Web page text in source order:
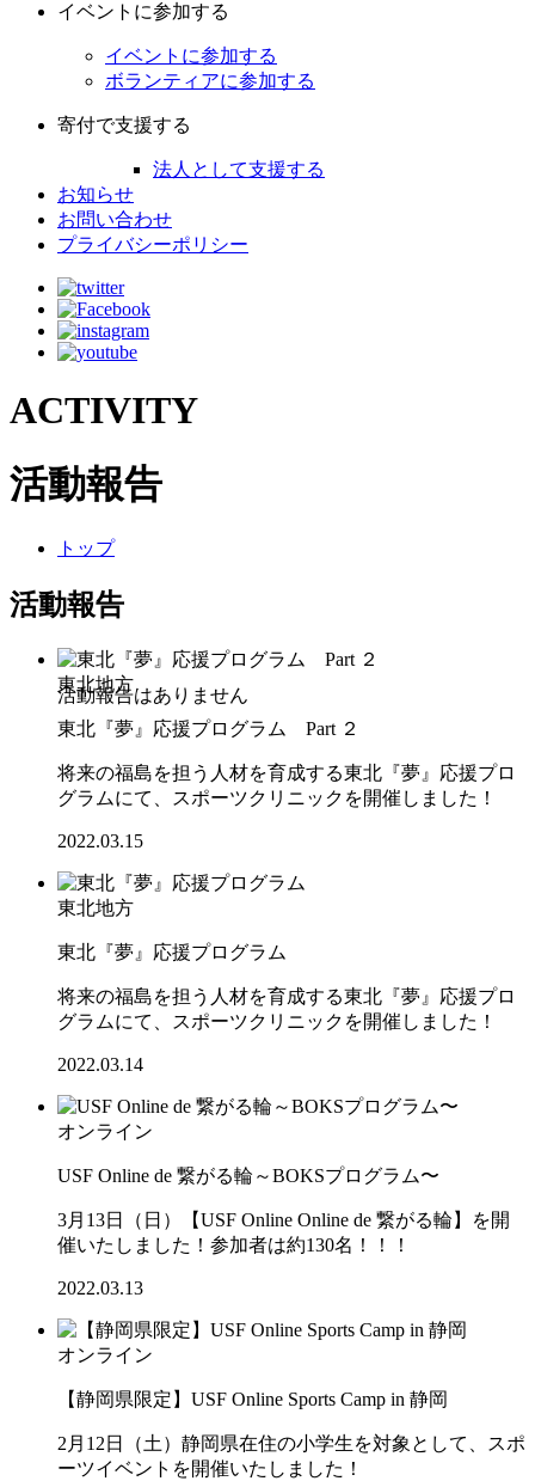
イベントに参加する
イベントに参加する
ボランティアに参加する
寄付で支援する
法人として支援する
お知らせ
お問い合わせ
プライバシーポリシー
ACTIVITY
活動報告
トップ
活動報告
東北地方
東北『夢』応援プログラム Part ２
将来の福島を担う人材を育成する東北『夢』応援プロ
グラムにて、スポーツクリニックを開催しました！
2022.03.15
東北地方
東北『夢』応援プログラム
将来の福島を担う人材を育成する東北『夢』応援プロ
グラムにて、スポーツクリニックを開催しました！
2022.03.14
オンライン
USF Online de 繋がる輪～BOKSプログラム〜
3月13日（日）【USF Online Online de 繋がる輪】を開
催いたしました！参加者は約130名！！！
2022.03.13
オンライン
【静岡県限定】USF Online Sports Camp in 静岡
2月12日（土）静岡県在住の小学生を対象として、スポ
ーツイベントを開催いたしました！